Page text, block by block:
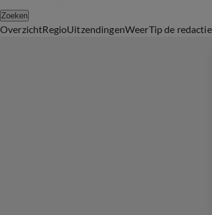
Zoeken
OverzichtRegioUitzendingenWeerTip de redactie